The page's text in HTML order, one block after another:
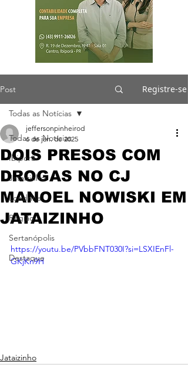
Post Registre-se
Todas as Notícias
Ibiporã
Jataizinho
Londrina
Região
Sertanópolis
Destaque
Todas as Notícias
DOIS PRESOS COM
DROGAS NO CJ
MANOEL NOWISKI EM
JATAIZINHO
jeffersonpinheirod
6 de jan. de 2025
https://youtu.be/PVbbFNT030I?si=LSXIEnFl-
GKjKn9H
Jataizinho